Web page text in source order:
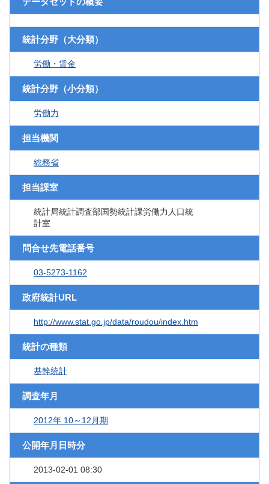
統計分野（大分類）
労働・賃金
統計分野（小分類）
労働力
担当機関
総務省
担当課室
統計局統計調査部国勢統計課労働力人口統
計室
問合せ先電話番号
03-5273-1162
政府統計URL
http://www.stat.go.jp/data/roudou/index.htm
統計の種類
基幹統計
調査年月
2012年 10～12月期
公開年月日時分
2013-02-01 08:30